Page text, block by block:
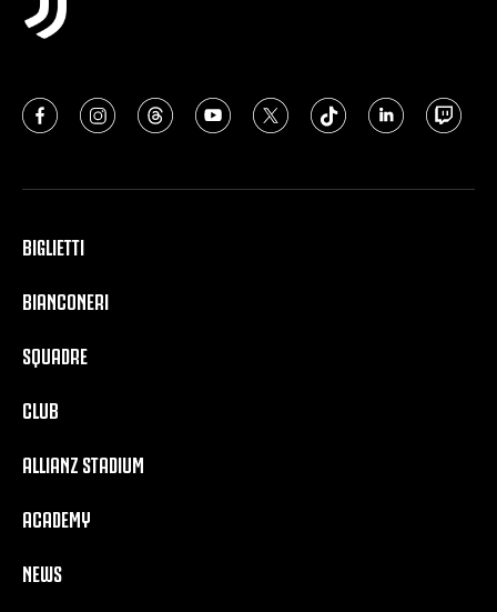
BIGLIETTI
BIANCONERI
SQUADRE
CLUB
ALLIANZ STADIUM
ACADEMY
NEWS